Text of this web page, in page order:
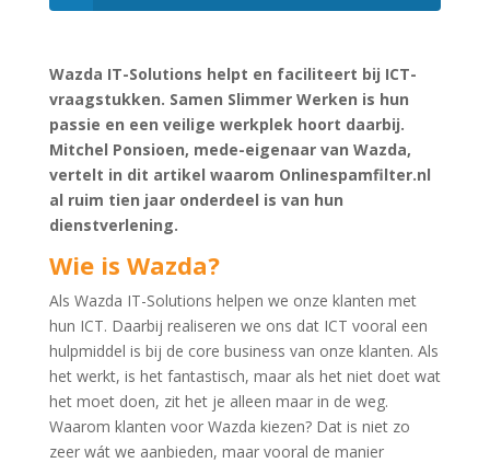
Wazda IT-Solutions helpt en faciliteert bij ICT-
vraagstukken. Samen Slimmer Werken is hun
passie en een veilige werkplek hoort daarbij.
Mitchel Ponsioen, mede-eigenaar van Wazda,
vertelt in dit artikel waarom Onlinespamfilter.nl
al ruim tien jaar onderdeel is van hun
dienstverlening.
Wie is Wazda?
Als Wazda IT-Solutions helpen we onze klanten met
hun ICT. Daarbij realiseren we ons dat ICT vooral een
hulpmiddel is bij de core business van onze klanten. Als
het werkt, is het fantastisch, maar als het niet doet wat
het moet doen, zit het je alleen maar in de weg.
Waarom klanten voor Wazda kiezen? Dat is niet zo
zeer wát we aanbieden, maar vooral de manier